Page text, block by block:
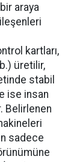
araya
kartları,
üretilir,
stabil
ise insan
Belirlenen
sadece